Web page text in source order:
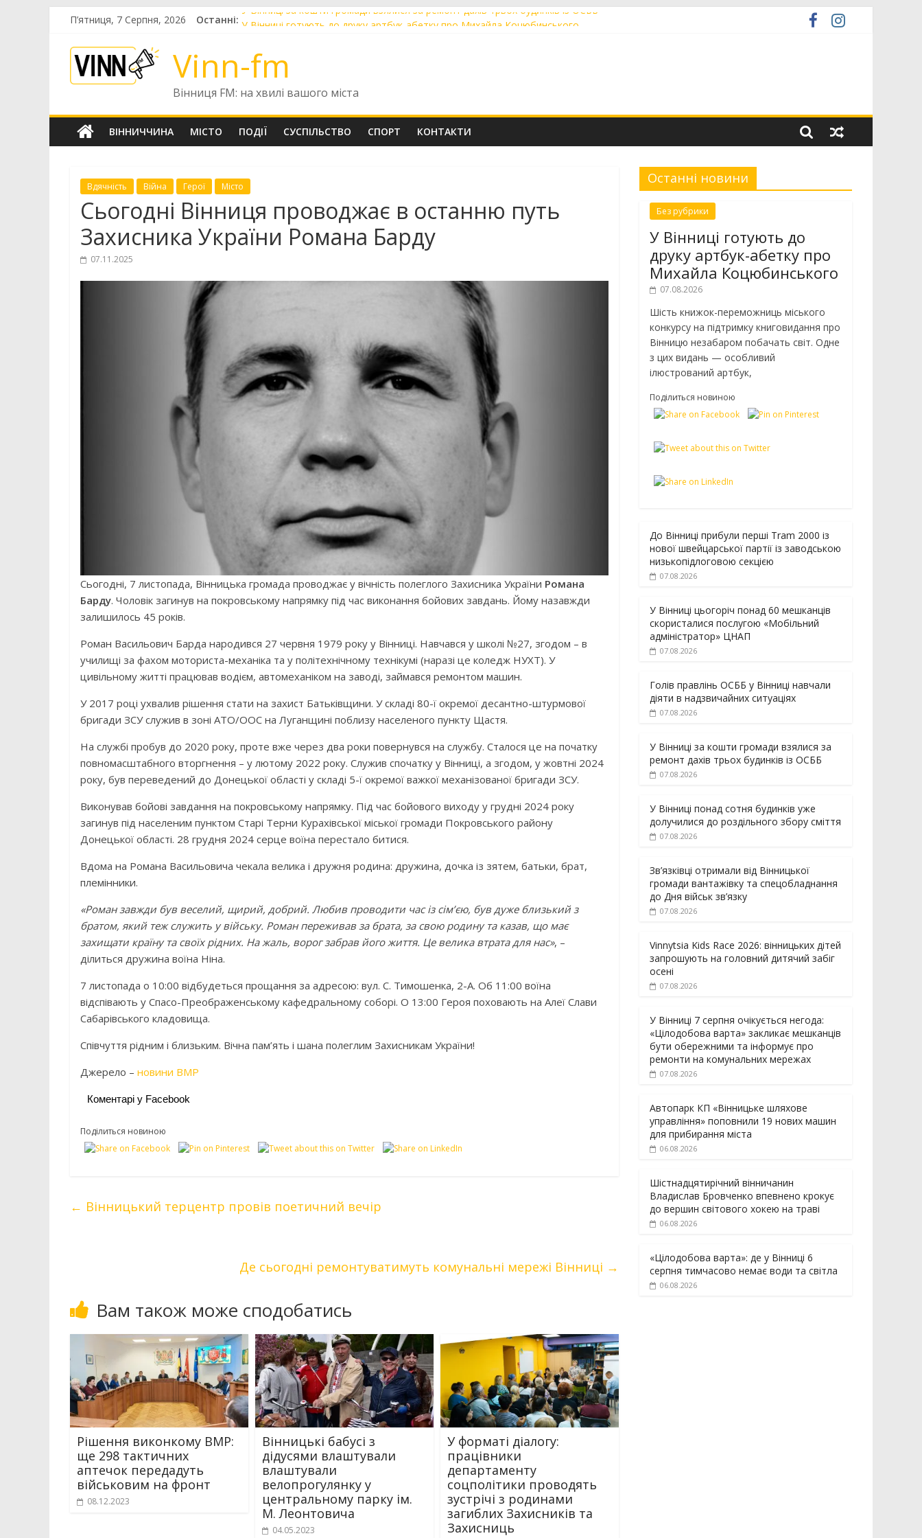
content
П’ятниця, 7 Серпня, 2026 Останні: У Вінниці за кошти громади взялися за ремонт дахів трьох будинків із ОСББ
У Вінниці цьогоріч понад 60 мешканців скористалися послугою «Мобільний адміністратор» ЦНАП
Голів правлінь ОСББ у Вінниці навчали діяти в надзвичайних ситуаціях
Vinn-fm
Вінниця FM: на хвилі вашого міста
ВІННИЧЧИНА МІСТО ПОДІЇ СУСПІЛЬСТВО СПОРТ КОНТАКТИ
Вдячність Війна Герої Місто
Сьогодні Вінниця проводжає в останню путь
Захисника України Романа Барду
07.11.2025
Сьогодні, 7 листопада, Вінницька громада проводжає у вічність полеглого Захисника України Романа
Барду. Чоловік загинув на покровському напрямку під час виконання бойових завдань. Йому назавжди
залишилось 45 років.
Роман Васильович Барда народився 27 червня 1979 року у Вінниці. Навчався у школі №27, згодом – в
училищі за фахом моториста-механіка та у політехнічному технікумі (наразі це коледж НУХТ). У
цивільному житті працював водієм, автомеханіком на заводі, займався ремонтом машин.
У 2017 році ухвалив рішення стати на захист Батьківщини. У складі 80-ї окремої десантно-штурмової
бригади ЗСУ служив в зоні АТО/ООС на Луганщині поблизу населеного пункту Щастя.
На службі пробув до 2020 року, проте вже через два роки повернувся на службу. Сталося це на початку
повномасштабного вторгнення – у лютому 2022 року. Служив спочатку у Вінниці, а згодом, у жовтні 2024
року, був переведений до Донецької області у складі 5-ї окремої важкої механізованої бригади ЗСУ.
Виконував бойові завдання на покровському напрямку. Під час бойового виходу у грудні 2024 року
загинув під населеним пунктом Старі Терни Курахівської міської громади Покровського району
Донецької області. 28 грудня 2024 серце воїна перестало битися.
Вдома на Романа Васильовича чекала велика і дружня родина: дружина, дочка із зятем, батьки, брат,
племінники.
«Роман завжди був веселий, щирий, добрий. Любив проводити час із сім’єю, був дуже близький з
братом, який теж служить у війську. Роман переживав за брата, за свою родину та казав, що має
захищати країну та своїх рідних. На жаль, ворог забрав його життя. Це велика втрата для нас», –
ділиться дружина воїна Ніна.
7 листопада о 10:00 відбудеться прощання за адресою: вул. С. Тимошенка, 2-А. Об 11:00 воїна
відспівають у Спасо-Преображенському кафедральному соборі. О 13:00 Героя поховають на Алеї Слави
Сабарівського кладовища.
Співчуття рідним і близьким. Вічна пам’ять і шана полеглим Захисникам України!
Джерело – новини ВМР
Коментарі у Facebook
Поділиться новиною
← Вінницький терцентр провів поетичний вечір
Де сьогодні ремонтуватимуть комунальні мережі Вінниці →
Вам також може сподобатись
Рішення виконкому ВМР:
ще 298 тактичних
аптечок передадуть
військовим на фронт
08.12.2023
Вінницькі бабусі з
дідусями влаштували
влаштували
велопрогулянку у
центральному парку ім.
М. Леонтовича
04.05.2023
У форматі діалогу:
працівники
департаменту
соцполітики проводять
зустрічі з родинами
загиблих Захисників та
Захисниць
Останні новини
Без рубрики
У Вінниці готують до
друку артбук-абетку про
Михайла Коцюбинського
07.08.2026
Шість книжок-переможниць міського
конкурсу на підтримку книговидання про
Вінницю незабаром побачать світ. Одне
з цих видань — особливий
ілюстрований артбук,
Поділиться новиною
До Вінниці прибули перші Tram 2000 із
нової швейцарської партії із заводською
низькопідлоговою секцією
07.08.2026
У Вінниці цьогоріч понад 60 мешканців
скористалися послугою «Мобільний
адміністратор» ЦНАП
07.08.2026
Голів правлінь ОСББ у Вінниці навчали
діяти в надзвичайних ситуаціях
07.08.2026
У Вінниці за кошти громади взялися за
ремонт дахів трьох будинків із ОСББ
07.08.2026
У Вінниці понад сотня будинків уже
долучилися до роздільного збору сміття
07.08.2026
Зв’язківці отримали від Вінницької
громади вантажівку та спецобладнання
до Дня військ зв’язку
07.08.2026
Vinnytsia Kids Race 2026: вінницьких дітей
запрошують на головний дитячий забіг
осені
07.08.2026
У Вінниці 7 серпня очікується негода:
«Цілодобова варта» закликає мешканців
бути обережними та інформує про
ремонти на комунальних мережах
07.08.2026
Автопарк КП «Вінницьке шляхове
управління» поповнили 19 нових машин
для прибирання міста
06.08.2026
Шістнадцятирічний вінничанин
Владислав Бровченко впевнено крокує
до вершин світового хокею на траві
06.08.2026
«Цілодобова варта»: де у Вінниці 6
серпня тимчасово немає води та світла
06.08.2026